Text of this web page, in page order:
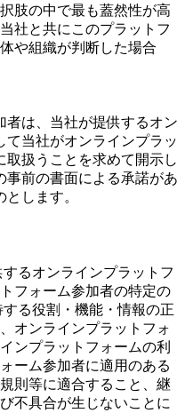
肢の中で最も蓋然性が高
社と共にこのプラットフ
や組織が判断した場合
者は、当社が提供するオン
て当社がオンラインプラッ
取扱うことを求めて開示し
事前の書面による承諾があ
します。
るオンラインプラットフ
フォーム参加者の特定の
る役割・機能・情報の正
オンラインプラットフォ
ンプラットフォームの利
ーム参加者に適用のある
則等に適合すること、継
不具合が生じないことに